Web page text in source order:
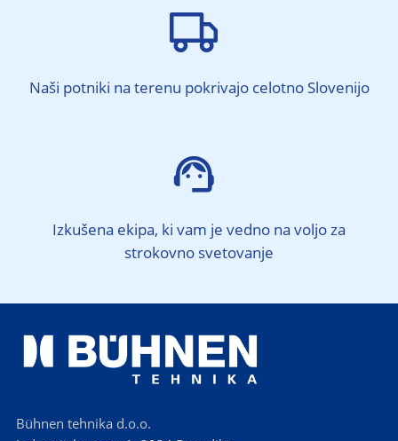

Naši potniki na terenu pokrivajo celotno Slovenijo

Izkušena ekipa, ki vam je vedno na voljo za
strokovno svetovanje
Bühnen tehnika d.o.o.